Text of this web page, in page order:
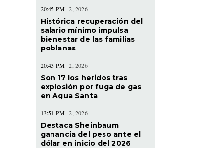
20:45 PM 2, 2026
Histórica recuperación del
salario mínimo impulsa
bienestar de las familias
poblanas
20:43 PM 2, 2026
Son 17 los heridos tras
explosión por fuga de gas
en Agua Santa
13:51 PM 2, 2026
Destaca Sheinbaum
ganancia del peso ante el
dólar en inicio del 2026